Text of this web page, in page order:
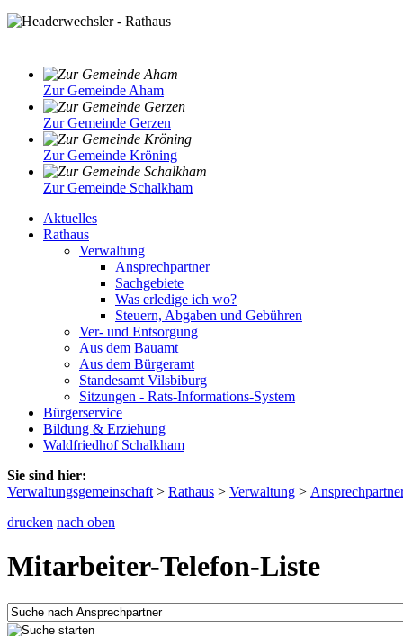
Zur Gemeinde Aham
Zur Gemeinde Gerzen
Zur Gemeinde Kröning
Zur Gemeinde Schalkham
Aktuelles
Rathaus
Verwaltung
Ansprechpartner
Sachgebiete
Was erledige ich wo?
Steuern, Abgaben und Gebühren
Ver- und Entsorgung
Aus dem Bauamt
Aus dem Bürgeramt
Standesamt Vilsbiburg
Sitzungen - Rats-Informations-System
Bürgerservice
Bildung & Erziehung
Waldfriedhof Schalkham
Sie sind hier:
Verwaltungsgemeinschaft > Rathaus > Verwaltung >
drucken nach oben
Mitarbeiter-Telefon-Liste